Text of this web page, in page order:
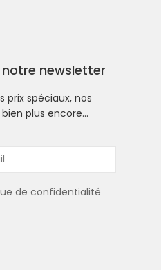
newsletter
prix spéciaux, nos
plus encore…
de confidentialité